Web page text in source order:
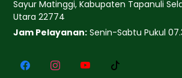
Sayur Matinggi, Kabupaten Tapanuli
Utara 22774
Jam Pelayanan: Senin-Sabtu Pukul